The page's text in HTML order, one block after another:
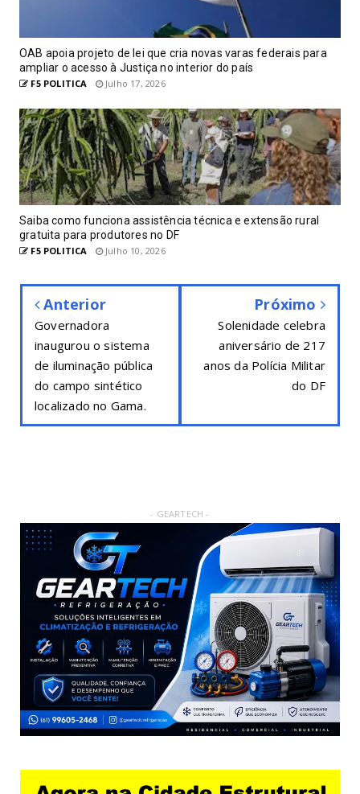
OAB apoia projeto de lei que cria novas varas federais para
ampliar o acesso à Justiça no interior do país
F5 POLITICA Julho 17, 2026
Saiba como funciona assistência técnica e extensão rural
gratuita para produtores no DF
F5 POLITICA Julho 10, 2026
Anterior
Governadora
inaugurou o sistema
de iluminação pública
do campo sintético
localizado no Gama.
Próximo
Solenidade celebra
aniversário de 217
anos da Polícia Militar
do DF
- GEARTECH -